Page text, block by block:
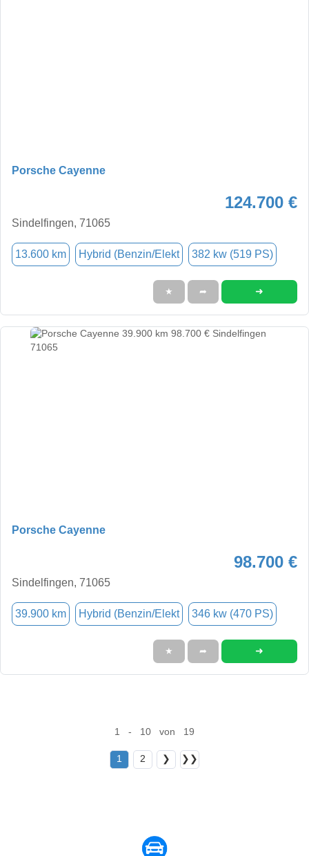
Porsche Cayenne
124.700 €
Sindelfingen, 71065
13.600 km Hybrid (Benzin/Elekt 382 kw (519 PS)
★ ➦ ➜
Porsche Cayenne
98.700 €
Sindelfingen, 71065
39.900 km Hybrid (Benzin/Elekt 346 kw (470 PS)
★ ➦ ➜
1 - 10 von 19
1 2 ❯ ❯❯